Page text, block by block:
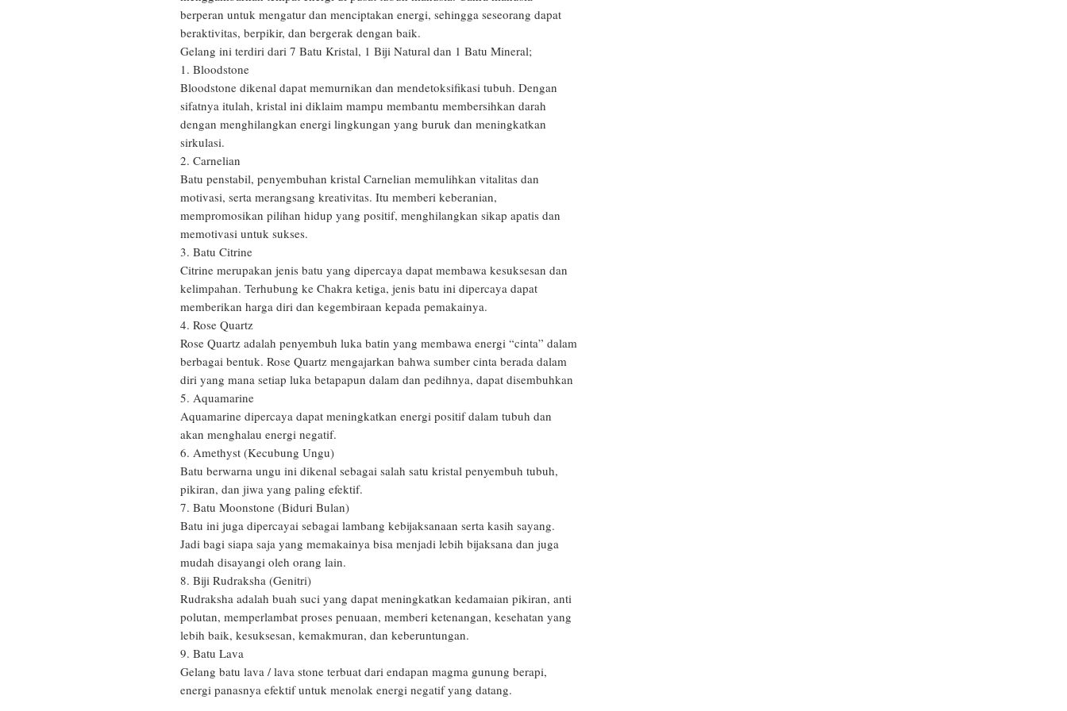
berperan untuk mengatur dan menciptakan energi, sehingga seseorang dapat
beraktivitas, berpikir, dan bergerak dengan baik.
Gelang ini terdiri dari 7 Batu Kristal, 1 Biji Natural dan 1 Batu Mineral;
1. Bloodstone
Bloodstone dikenal dapat memurnikan dan mendetoksifikasi tubuh. Dengan
sifatnya itulah, kristal ini diklaim mampu membantu membersihkan darah
dengan menghilangkan energi lingkungan yang buruk dan meningkatkan
sirkulasi.
2. Carnelian
Batu penstabil, penyembuhan kristal Carnelian memulihkan vitalitas dan
motivasi, serta merangsang kreativitas. Itu memberi keberanian,
mempromosikan pilihan hidup yang positif, menghilangkan sikap apatis dan
memotivasi untuk sukses.
3. Batu Citrine
Citrine merupakan jenis batu yang dipercaya dapat membawa kesuksesan dan
kelimpahan. Terhubung ke Chakra ketiga, jenis batu ini dipercaya dapat
memberikan harga diri dan kegembiraan kepada pemakainya.
4. Rose Quartz
Rose Quartz adalah penyembuh luka batin yang membawa energi “cinta” dalam
berbagai bentuk. Rose Quartz mengajarkan bahwa sumber cinta berada dalam
diri yang mana setiap luka betapapun dalam dan pedihnya, dapat disembuhkan
5. Aquamarine
Aquamarine dipercaya dapat meningkatkan energi positif dalam tubuh dan
akan menghalau energi negatif.
6. Amethyst (Kecubung Ungu)
Batu berwarna ungu ini dikenal sebagai salah satu kristal penyembuh tubuh,
pikiran, dan jiwa yang paling efektif.
7. Batu Moonstone (Biduri Bulan)
Batu ini juga dipercayai sebagai lambang kebijaksanaan serta kasih sayang.
Jadi bagi siapa saja yang memakainya bisa menjadi lebih bijaksana dan juga
mudah disayangi oleh orang lain.
8. Biji Rudraksha (Genitri)
Rudraksha adalah buah suci yang dapat meningkatkan kedamaian pikiran, anti
polutan, memperlambat proses penuaan, memberi ketenangan, kesehatan yang
lebih baik, kesuksesan, kemakmuran, dan keberuntungan.
9. Batu Lava
Gelang batu lava / lava stone terbuat dari endapan magma gunung berapi,
energi panasnya efektif untuk menolak energi negatif yang datang.